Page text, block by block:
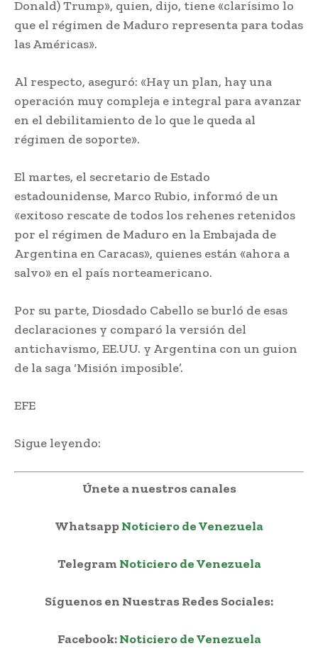
Donald) Trump», quien, dijo, tiene «clarísimo lo
que el régimen de Maduro representa para todas
las Américas».
Al respecto, aseguró: «Hay un plan, hay una
operación muy compleja e integral para avanzar
en el debilitamiento de lo que le queda al
régimen de soporte».
El martes, el secretario de Estado
estadounidense, Marco Rubio, informó de un
«exitoso rescate de todos los rehenes retenidos
por el régimen de Maduro en la Embajada de
Argentina en Caracas», quienes están «ahora a
salvo» en el país norteamericano.
Por su parte, Diosdado Cabello se burló de esas
declaraciones y comparó la versión del
antichavismo, EE.UU. y Argentina con un guion
de la saga ‘Misión imposible’.
EFE
Sigue leyendo:
Únete a nuestros canales
WhatsappNoticiero de Venezuela
Telegram Noticiero de Venezuela
Síguenos en Nuestras Redes Sociales:
Facebook:Noticiero de Venezuela